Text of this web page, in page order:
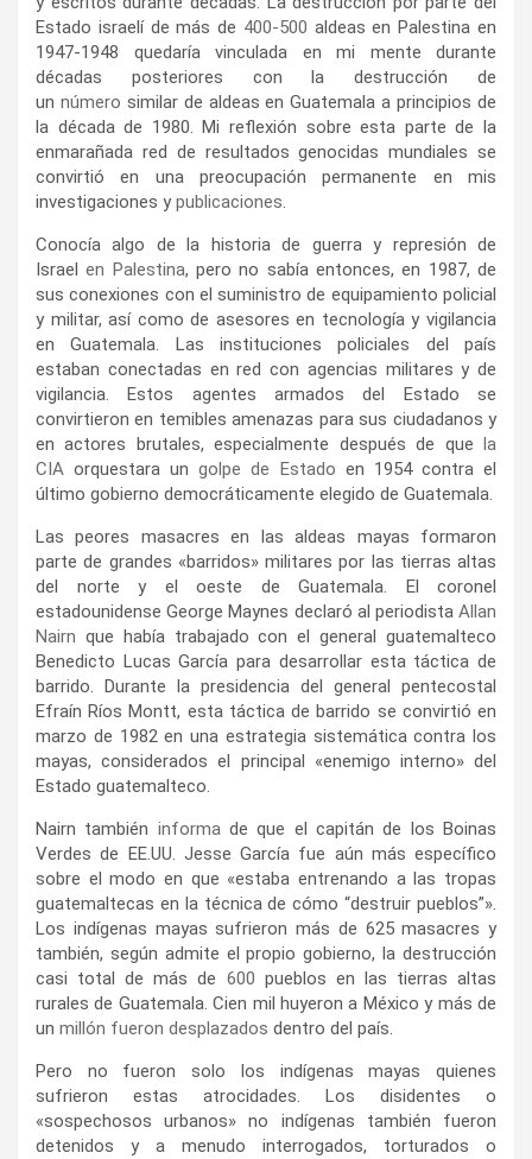
Estado israelí de más de 400-500 aldeas en Palestina en
1947-1948 quedaría vinculada en mi mente durante
décadas posteriores con la destrucción de
un número similar de aldeas en Guatemala a principios de
la década de 1980. Mi reflexión sobre esta parte de la
enmarañada red de resultados genocidas mundiales se
convirtió en una preocupación permanente en mis
investigaciones ypublicaciones.
Conocía algo de la historia de guerra y represión de
Israelen Palestina, pero no sabía entonces, en 1987, de
sus conexiones con el suministro de equipamiento policial
y militar, así como de asesores en tecnología y vigilancia
en Guatemala. Las instituciones policiales del país
estaban conectadas en red con agencias militares y de
vigilancia. Estos agentes armados del Estado se
convirtieron en temibles amenazas para sus ciudadanos y
en actores brutales, especialmente después de que
la
CIA orquestara ungolpe de Estado en 1954 contra el
último gobierno democráticamente elegido de Guatemala.
Las peores masacres en las aldeas mayas formaron
parte de grandes «barridos» militares por las tierras altas
del norte y el oeste de Guatemala. El coronel
estadounidense George Maynes declaró al periodista Allan
Nairn que había trabajado con el general guatemalteco
Benedicto Lucas García para desarrollar esta táctica de
barrido. Durante la presidencia del general pentecostal
Efraín Ríos Montt, esta táctica de barrido se convirtió en
marzo de 1982 en una estrategia sistemática contra los
mayas, considerados el principal «enemigo interno» del
Estado guatemalteco.
Nairn también informade que el capitán de los Boinas
Verdes de EE.UU. Jesse García fue aún más específico
sobre el modo en que «estaba entrenando a las tropas
guatemaltecas en la técnica de cómo “destruir pueblos”».
Los indígenas mayas sufrieron más de 625 masacres y
también, según admite el propio gobierno, la destrucción
casi total de más de 600 pueblos en las tierras altas
rurales de Guatemala. Cien mil huyeron a México y más de
un millón fueron desplazados dentro del país.
Pero no fueron solo los indígenas mayas quienes
sufrieron estas atrocidades. Los disidentes o
«sospechosos urbanos» no indígenas también fueron
detenidos y a menudo interrogados, torturados o